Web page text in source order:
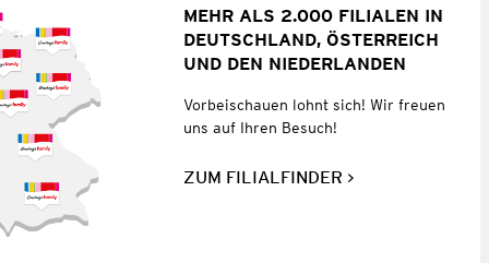
MEHR ALS 2.000 FILIALEN IN
DEUTSCHLAND, ÖSTERREICH
UND DEN NIEDERLANDEN
Vorbeischauen lohnt sich! Wir freuen
uns auf Ihren Besuch!
ZUM FILIALFINDER